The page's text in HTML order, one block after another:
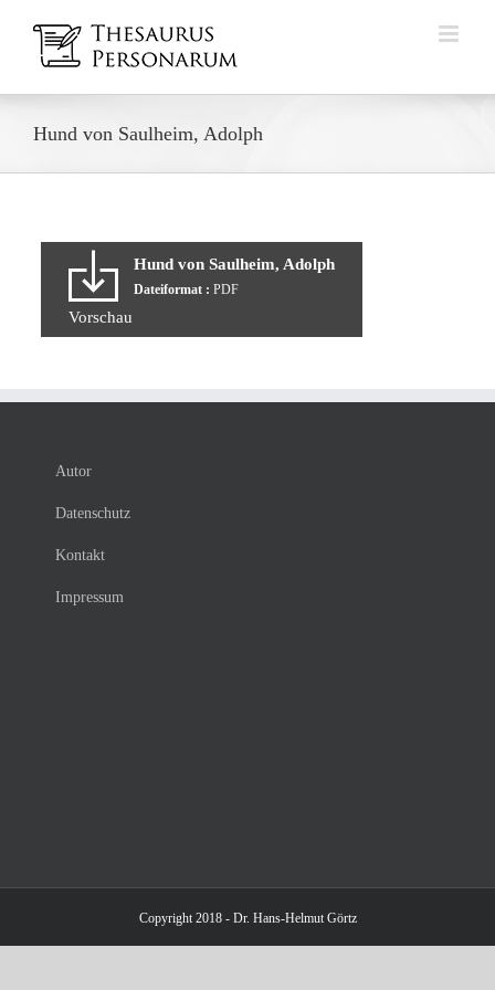
Inhalt
springen
Hund von Saulheim, Adolph
Hund von Saulheim, Adolph
Dateiformat : PDF
Vorschau
Autor
Datenschutz
Kontakt
Impressum
Copyright 2018 - Dr. Hans-Helmut Görtz